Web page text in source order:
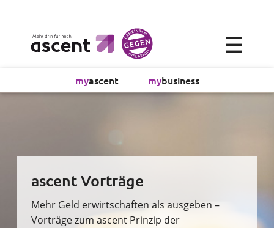
myascent mybusiness
Alltagsökonomie
Finanzvorsorge
Vollmachtsplanung
☰
ascent Vorträge
Mehr Geld erwirtschaften als ausgeben –
Vorträge zum ascent Prinzip der